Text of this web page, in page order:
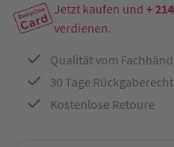
Jetzt kaufen und + 214
verdienen.
Qualität vom
30 Tage Rückgaberecht
Kostenlose Retoure